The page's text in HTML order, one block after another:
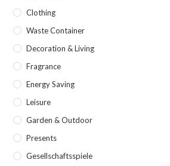
Clothing
Waste Container
Decoration & Living
Fragrance
Energy Saving
Leisure
Garden & Outdoor
Presents
Gesellschaftsspiele